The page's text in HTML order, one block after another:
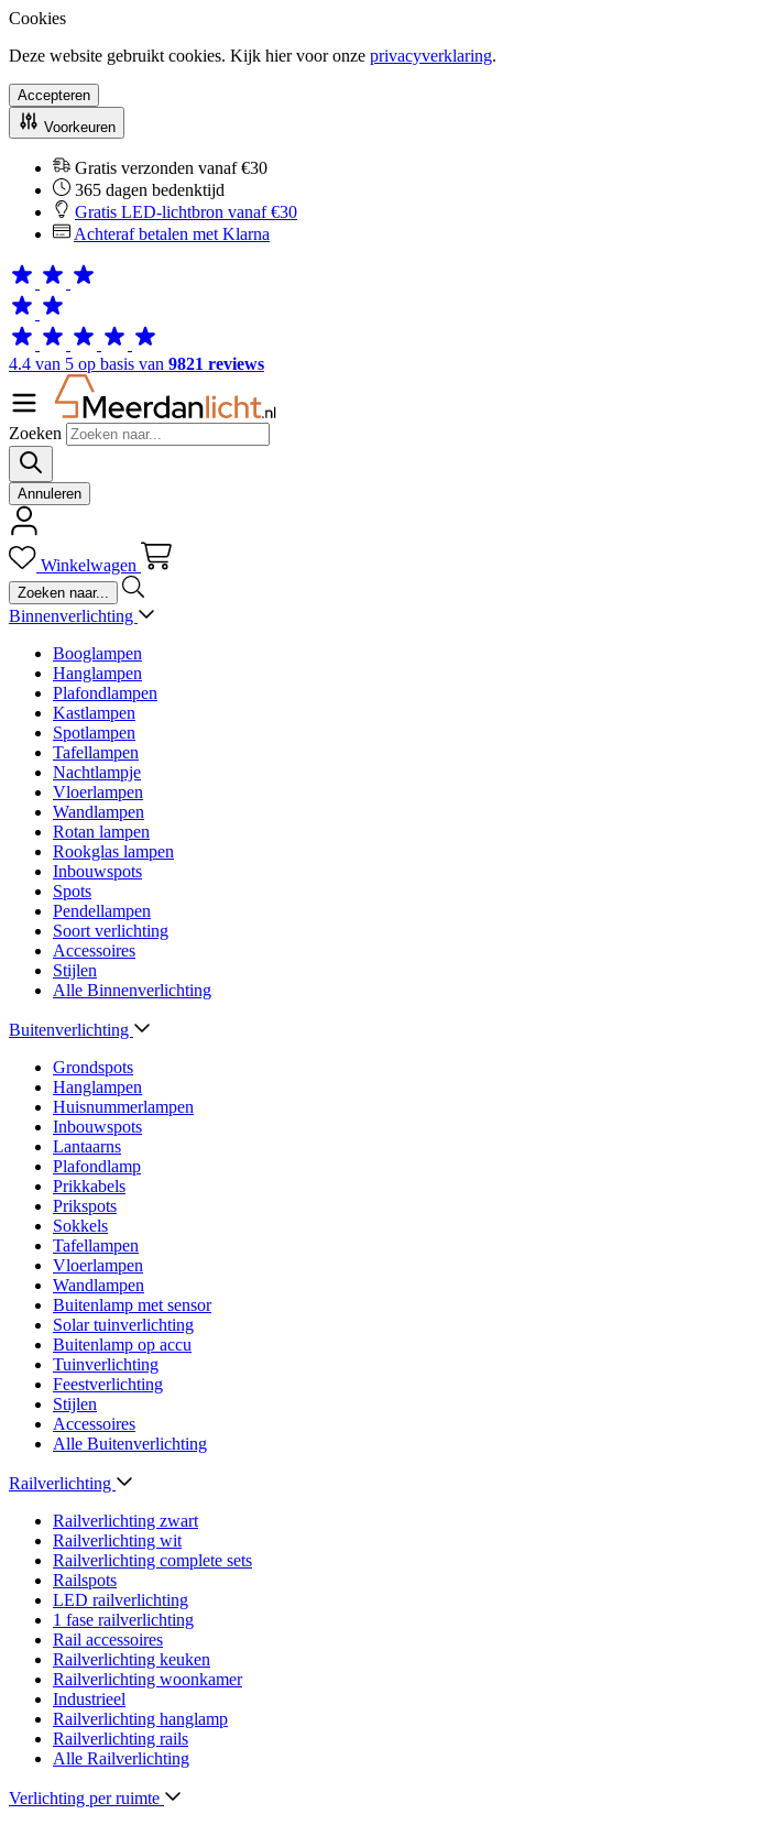
Cookies
Deze website gebruikt cookies. Kijk hier voor onze privacyverklaring.
Accepteren
Voorkeuren
Gratis verzonden vanaf €30
365 dagen bedenktijd
Gratis LED-lichtbron vanaf €30
Achteraf betalen met Klarna
4.4 van 5 op basis van 9821 reviews
Zoeken
Annuleren
Winkelwagen
Binnenverlichting
Booglampen
Hanglampen
Plafondlampen
Kastlampen
Spotlampen
Tafellampen
Nachtlampje
Vloerlampen
Wandlampen
Rotan lampen
Rookglas lampen
Inbouwspots
Spots
Pendellampen
Soort verlichting
Accessoires
Stijlen
Alle Binnenverlichting
Buitenverlichting
Grondspots
Hanglampen
Huisnummerlampen
Inbouwspots
Lantaarns
Plafondlamp
Prikkabels
Prikspots
Sokkels
Tafellampen
Vloerlampen
Wandlampen
Buitenlamp met sensor
Solar tuinverlichting
Buitenlamp op accu
Tuinverlichting
Feestverlichting
Stijlen
Accessoires
Alle Buitenverlichting
Railverlichting
Railverlichting zwart
Railverlichting wit
Railverlichting complete sets
Railspots
LED railverlichting
1 fase railverlichting
Rail accessoires
Railverlichting keuken
Railverlichting woonkamer
Industrieel
Railverlichting hanglamp
Railverlichting rails
Alle Railverlichting
Verlichting per ruimte